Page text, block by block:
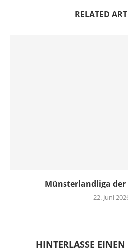
RELATED
Münsterlandliga
22. Juni
HINTERLASSE